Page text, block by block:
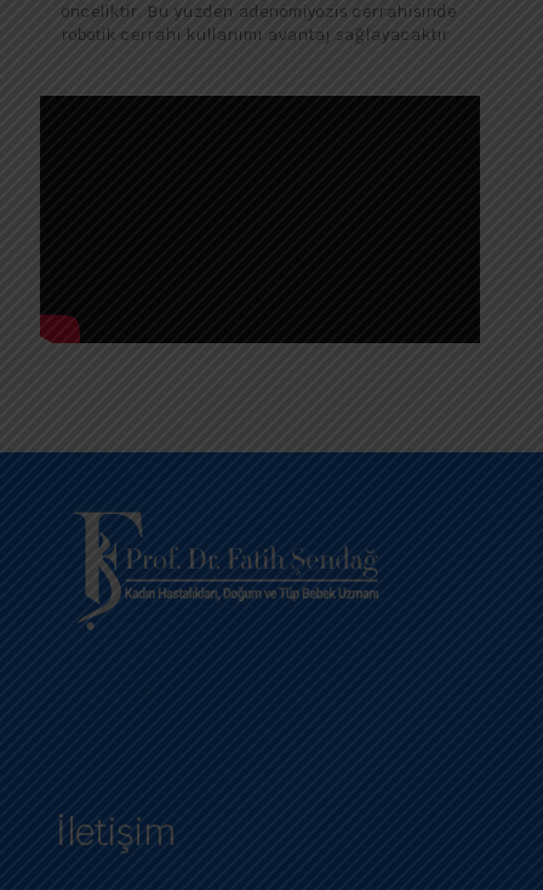
önceliktir. Bu yüzden adenomiyozis cerrahisinde
robotik cerrahi kullanımı avantaj sağlayacaktır.
İletişim